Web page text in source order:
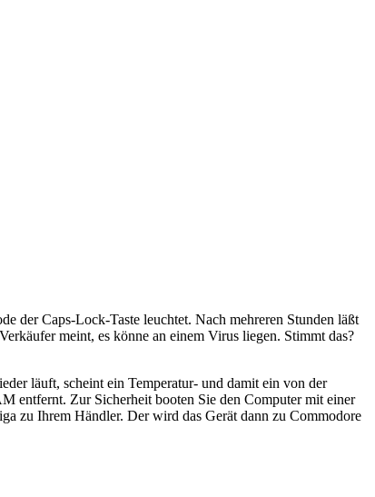
der Caps-Lock-Taste leuchtet. Nach mehreren Stunden läßt
meint, es könne an einem Virus liegen. Stimmt das?
läuft, scheint ein Temperatur- und damit ein von der
entfernt. Zur Sicherheit booten Sie den Computer mit einer
zu Ihrem Händler. Der wird das Gerät dann zu Commodore